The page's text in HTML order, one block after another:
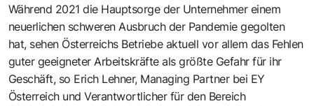
Während 2021 die Hauptsorge der Unternehmer einem
neuerlichen schweren Ausbruch der Pandemie gegolten
hat, sehen Österreichs Betriebe aktuell vor allem das Fehlen
guter geeigneter Arbeitskräfte als größte Gefahr für ihr
Geschäft, so Erich Lehner, Managing Partner bei EY
Österreich und Verantwortlicher für den Bereich